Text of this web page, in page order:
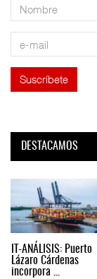
DESTACAMOS
IT-ANÁLISIS: Puerto
Lázaro Cárdenas
incorpora ...